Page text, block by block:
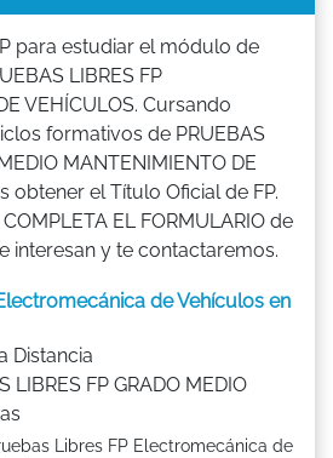
para estudiar el módulo de
LIBRES FP
VEHÍCULOS. Cursando
formativos de PRUEBAS
MANTENIMIENTO DE
obtener el Título Oficial de FP.
EL FORMULARIO de
interesan y te contactaremos.
de Vehículos en
Distancia
LIBRES FP GRADO MEDIO
Libres FP Electromecánica de